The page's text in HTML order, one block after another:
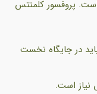
پروفسور كلمنتس
در جایگاه نخست
است.